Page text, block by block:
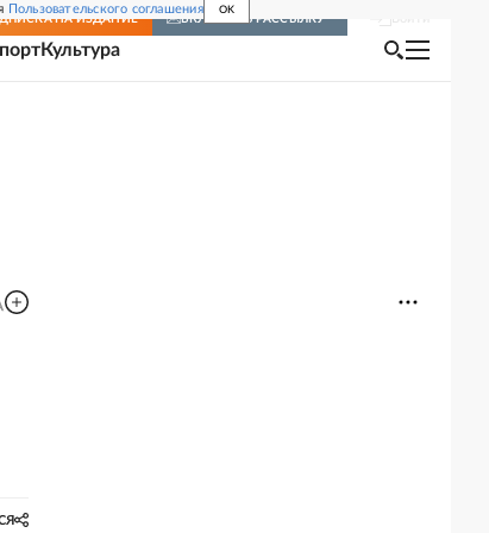
Пользовательского соглашения OK
НА ИЗДАНИЕ ВКЛЮЧИТЬ РАССЫЛКУ
Культура